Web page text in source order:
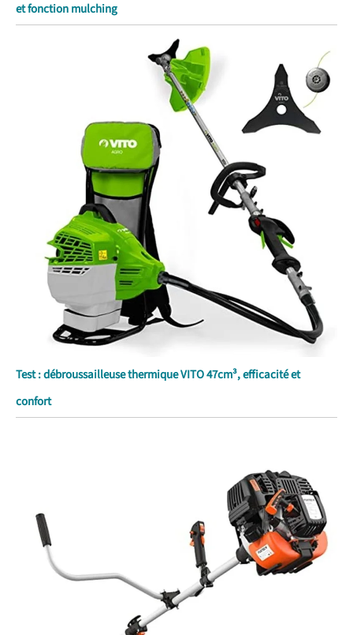
et fonction mulching
Test : débroussailleuse thermique VITO 47cm³, efficacité et
confort